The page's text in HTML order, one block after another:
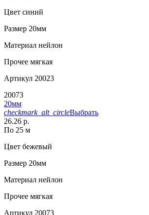
Цвет синий
Размер 20мм
Материал нейлон
Прочее мягкая
Артикул 20023
20073
20мм
checkmark_alt_circleВыбрать
26.26 р.
По 25 м
Цвет бежевый
Размер 20мм
Материал нейлон
Прочее мягкая
Артикул 20073